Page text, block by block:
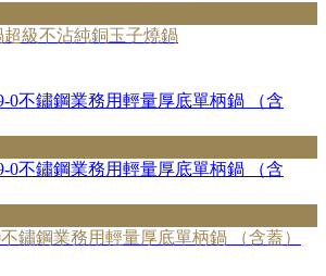
級不沾純銅玉子燒鍋
鏽鋼業務用輕量厚底單柄鍋 （含蓋）